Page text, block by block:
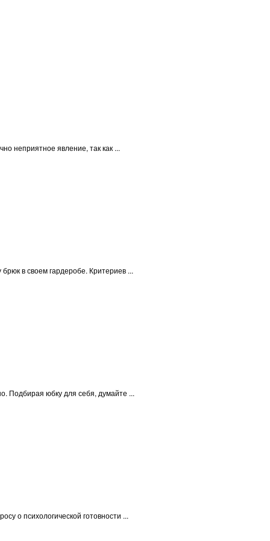
неприятное явление, так как ...
в своем гардеробе. Критериев ...
Подбирая юбку для себя, думайте ...
о психологической готовности ...